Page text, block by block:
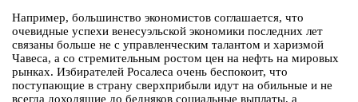
Например, большинство экономистов соглашается, что
очевидные успехи венесуэльской экономики последних лет
связаны больше не с управленческим талантом и харизмой
Чавеса, а со стремительным ростом цен на нефть на мировых
рынках. Избирателей Росалеса очень беспокоит, что
поступающие в страну сверхприбыли идут на обильные и не
всегда доходящие до бедняков социальные выплаты, а